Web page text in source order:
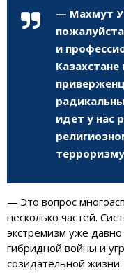
— Махмут
и
идет у нас
— Это вопрос
несколько частей.
экстремизм уже
гибридной войны и
созидательной жизни.